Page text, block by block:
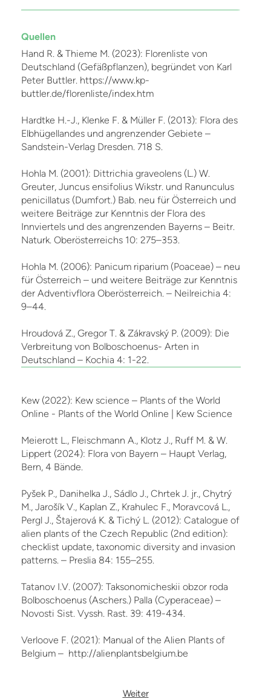
Quellen
Hand R. & Thieme M. (2023): Florenliste von
Deutschland (Gefäßpflanzen), begründet von Karl
Peter Buttler. https://www.kp-
buttler.de/florenliste/index.htm
Hardtke H.-J., Klenke F. & Müller F. (2013): Flora des
Elbhügellandes und angrenzender Gebiete –
Sandstein-Verlag Dresden. 718 S.
Hohla M. (2001): Dittrichia graveolens (L.) W.
Greuter, Juncus ensifolius Wikstr. und Ranunculus
penicillatus (Dumfort.) Bab. neu für Österreich und
weitere Beiträge zur Kenntnis der Flora des
Innviertels und des angrenzenden Bayerns – Beitr.
Naturk. Oberösterreichs 10: 275–353.
Hohla M. (2006): Panicum riparium (Poaceae) – neu
für Österreich – und weitere Beiträge zur Kenntnis
der Adventivflora Oberösterreich. – Neilreichia 4:
9–44.
Hroudová Z., Gregor T. & Zákravský P. (2009): Die
Verbreitung von Bolboschoenus- Arten in
Deutschland – Kochia 4: 1-22.
Kew (2022): Kew science – Plants of the World
Online - Plants of the World Online | Kew Science
Meierott L., Fleischmann A., Klotz J., Ruff M. & W.
Lippert (2024): Flora von Bayern – Haupt Verlag,
Bern, 4 Bände.
Pyšek P., Danihelka J., Sádlo J., Chrtek J. jr., Chytrý
M., Jarošík V., Kaplan Z., Krahulec F., Moravcová L.,
Pergl J., Štajerová K. & Tichý L. (2012): Catalogue of
alien plants of the Czech Re­public (2nd edition):
checklist update, taxonomic diversity and invasion
patterns. – Preslia 84: 155–255.
Tatanov I.V. (2007): Taksonomicheskii obzor roda
Bolboschoenus (Aschers.) Palla (Cyperaceae) –
Novosti Sist. Vyssh. Rast. 39: 419-434.
Verloove F. (2021): Manual of the Alien Plants of
Belgium – http://alienplantsbelgium.be
Weiter